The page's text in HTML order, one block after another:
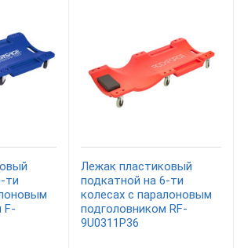
ти
F-
Лежак пластиковый
подкатной на 6-ти
колесах с паралоновым
подголовником RF-
9U0311P36